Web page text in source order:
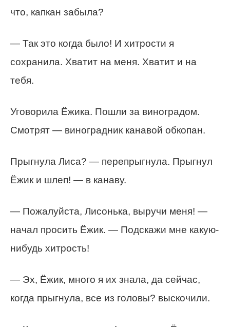
что, капкан забыла?
— Так это когда было! И хитрости я
сохранила. Хватит на меня. Хватит и на
тебя.
Уговорила Ёжика. Пошли за виноградом.
Смотрят — виноградник канавой обкопан.
Прыгнула Лиса? — перепрыгнула. Прыгнул
Ёжик и шлеп! — в канаву.
— Пожалуйста, Лисонька, выручи меня! —
начал просить Ёжик. — Подскажи мне какую-
нибудь хитрость!
— Эх, Ёжик, много я их знала, да сейчас,
когда прыгнула, все из головы? выскочили.